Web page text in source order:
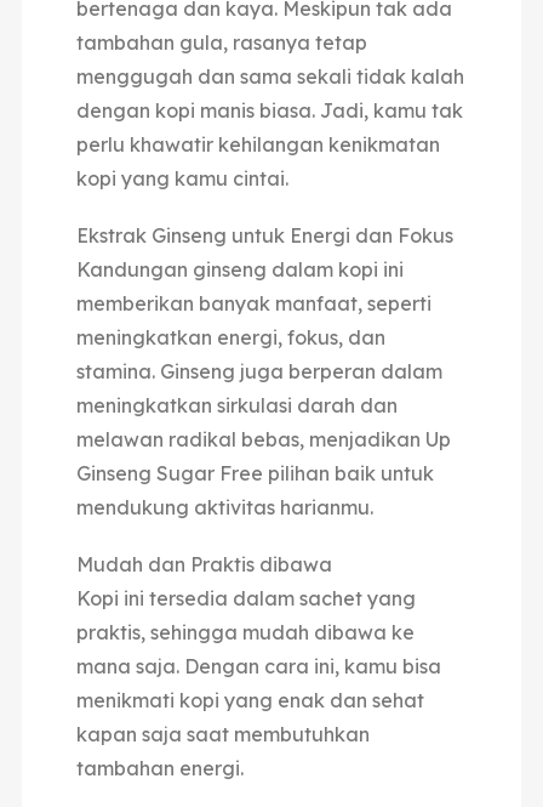
bertenaga dan kaya. Meskipun tak ada
tambahan gula, rasanya tetap
menggugah dan sama sekali tidak kalah
dengan kopi manis biasa. Jadi, kamu tak
perlu khawatir kehilangan kenikmatan
kopi yang kamu cintai.
Ekstrak Ginseng untuk Energi dan Fokus
Kandungan ginseng dalam kopi ini
memberikan banyak manfaat, seperti
meningkatkan energi, fokus, dan
stamina. Ginseng juga berperan dalam
meningkatkan sirkulasi darah dan
melawan radikal bebas, menjadikan Up
Ginseng Sugar Free pilihan baik untuk
mendukung aktivitas harianmu.
Mudah dan Praktis dibawa
Kopi ini tersedia dalam sachet yang
praktis, sehingga mudah dibawa ke
mana saja. Dengan cara ini, kamu bisa
menikmati kopi yang enak dan sehat
kapan saja saat membutuhkan
tambahan energi.